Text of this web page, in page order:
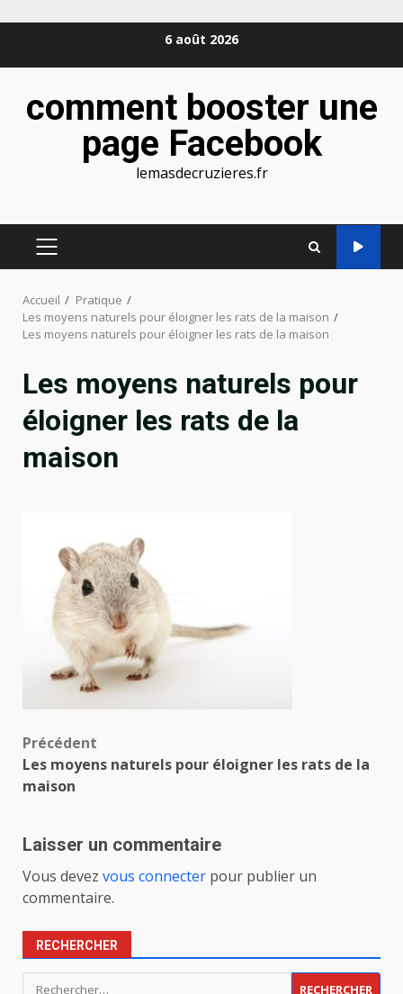
6 août 2026
comment booster une
page Facebook
lemasdecruzieres.fr
MENU
Accueil
Pratique
Les moyens naturels pour éloigner les rats de la maison
Les moyens naturels pour éloigner les rats de la maison
Les moyens naturels pour
éloigner les rats de la
maison
Navigation
d’article
Précédent
Les moyens naturels pour éloigner les rats de la
maison
Laisser un commentaire
Vous devez vous connecter pour publier un
commentaire.
RECHERCHER
Rechercher :